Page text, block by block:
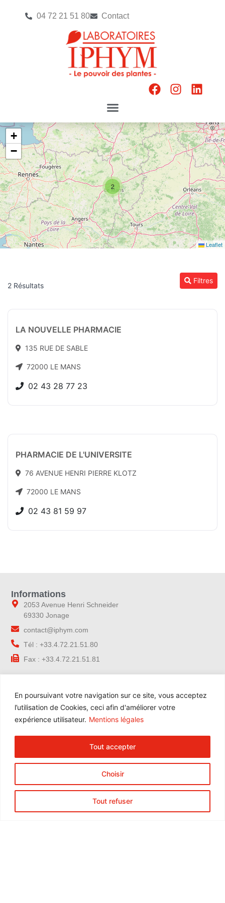
En poursuivant votre navigation sur ce site, vous acceptez
l’utilisation de Cookies, ceci afin d'améliorer votre
expérience utilisateur. Mentions légales
Choisir
Tout refuser
Tout accepter
04 72 21 51 80 Contact
2
+
−
Leaflet
2 Résultats
Filtres
LA NOUVELLE PHARMACIE
135 RUE DE SABLE
72000 LE MANS
02 43 28 77 23
PHARMACIE DE L'UNIVERSITE
76 AVENUE HENRI PIERRE KLOTZ
72000 LE MANS
02 43 81 59 97
Informations
2053 Avenue Henri Schneider
69330 Jonage
contact@iphym.com
Tél : +33.4.72.21.51.80
Fax : +33.4.72.21.51.81
Accueil
Notre entreprise
Contrôle qualité
Nos gammes
Contact
Formation Online